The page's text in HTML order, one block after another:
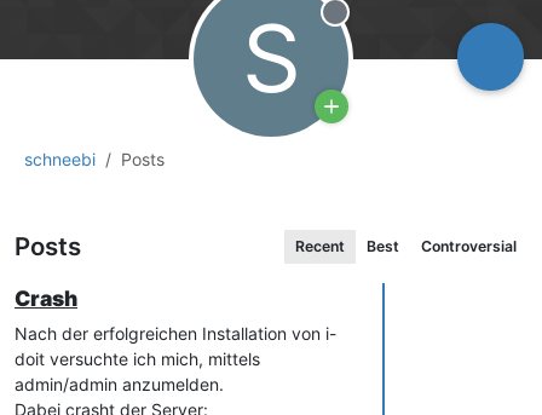
schneebi Posts
S Offline
Posts Recent Best Controversial
Crash
Nach der erfolgreichen Installation von i-
doit versuchte ich mich, mittels
admin/admin anzumelden.
Dabei crasht der Server: